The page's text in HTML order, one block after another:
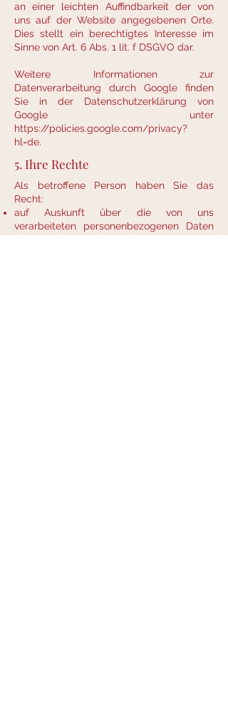
an einer leichten Auffindbarkeit der von
uns auf der Website angegebenen Orte.
Dies stellt ein berechtigtes Interesse im
Sinne von Art. 6 Abs. 1 lit. f DSGVO dar.
Weitere Informationen zur
Datenverarbeitung durch Google finden
Sie in der Datenschutzerklärung von
Google unter
https://policies.google.com/privacy?
hl=de.
5. Ihre Rechte
Als betroffene Person haben Sie das
Recht:
auf Auskunft über die von uns
verarbeiteten personenbezogenen Daten